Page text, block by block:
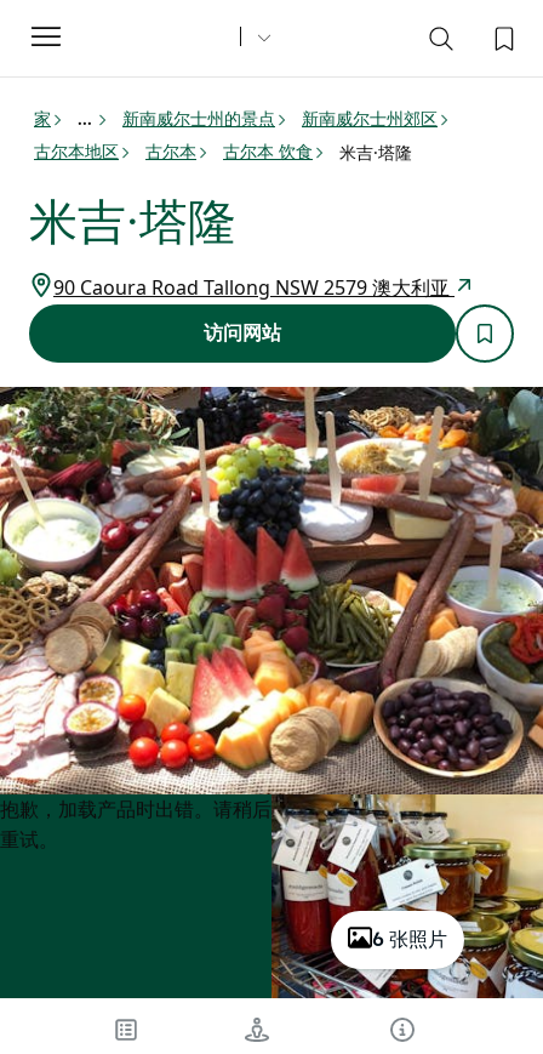
Toggle
navigation
家 ... 新南威尔士州的景点
新南威尔士州郊区
古尔本地区
古尔本 古尔本 饮食 米吉·塔隆
米吉·塔隆
90 Caoura Road Tallong NSW 2579 澳大利亚
访问网站
6 张照片
Product
List
Product
List
抱歉，加载产品时出错。请稍后
重试。